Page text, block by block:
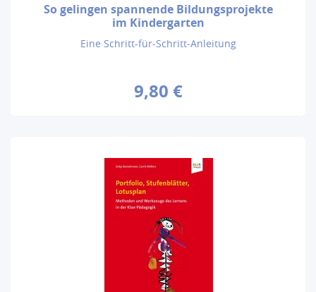
So gelingen spannende Bildungsprojekte
im Kindergarten
Eine Schritt-für-Schritt-Anleitung
9,80 €